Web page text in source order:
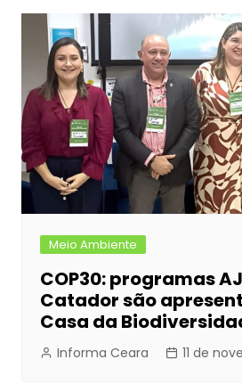
Meio Ambiente
COP30: programas
Catador são
Casa da
Informa Ceara 11 de